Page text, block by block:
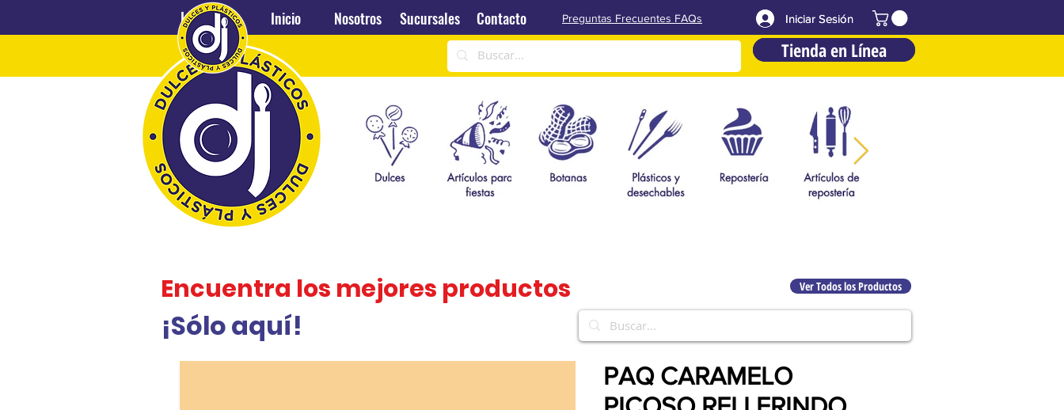
Inicio Nosotros Sucursales Contacto Preguntas Frecuentes FAQs Iniciar Sesión
Tienda en Línea
Tienda en Línea
Inicio Nosotros Sucursales Contacto Iniciar Sesión
PAQ CARAMELO
Encuentra los mejores productos
¡Sólo aquí!
Ver Todos los Productos